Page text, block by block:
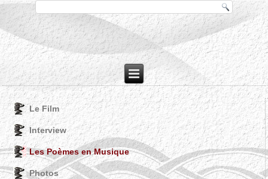
Le Film
Interview
Les Poèmes en Musique
Photos